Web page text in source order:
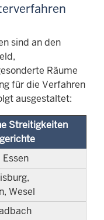
sind an den
Räume
für die Verfahren
ausgestaltet:
Streitigkeiten
Wesel